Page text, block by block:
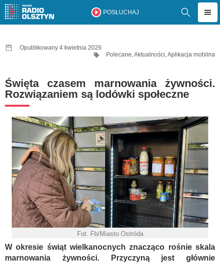
POSŁUCHAJ
Opublikowany 4 kwietnia 2026
Polecane,Aktualności,Aplikacja mobilna
Święta czasem marnowania żywności.
Rozwiązaniem są lodówki społeczne
Fot. Fb/Miasto Ostróda
W okresie świąt wielkanocnych znacząco rośnie skala
marnowania żywności. Przyczyną jest głównie